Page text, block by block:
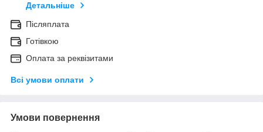
Детальніше
Післяплата
Готівкою
Оплата за реквізитами
Всі умови оплати
Умови повернення